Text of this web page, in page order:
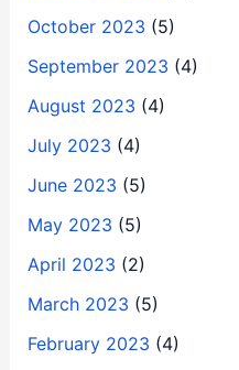
October 2023 (5)
September 2023 (4)
August 2023 (4)
July 2023 (4)
June 2023 (5)
May 2023 (5)
April 2023 (2)
March 2023 (5)
February 2023 (4)